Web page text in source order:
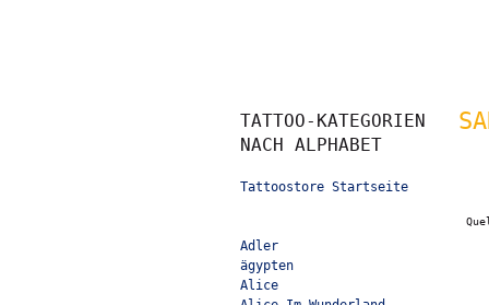
TATTOO-KATEGORIEN
NACH ALPHABET
Tattoostore Startseite
Adler
ägypten
Alice